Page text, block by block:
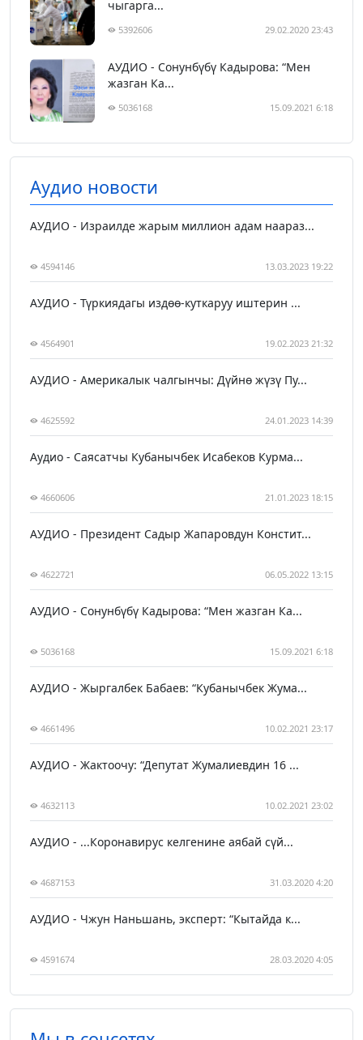
чыгарга...
5392606 29.02.2020 23:43
АУДИО - Сонунбүбү Кадырова: “Мен
жазган Ка...
5036168 15.09.2021 6:18
Аудио новости
АУДИО - Израилде жарым миллион адам наараз...
4594146 13.03.2023 19:22
АУДИО - Түркиядагы издөө-куткаруу иштерин ...
4564901 19.02.2023 21:32
АУДИО - Америкалык чалгынчы: Дүйнө жүзү Пу...
4625592 24.01.2023 14:39
Аудио - Саясатчы Кубанычбек Исабеков Курма...
4660606 21.01.2023 18:15
АУДИО - Президент Садыр Жапаровдун Констит...
4622721 06.05.2022 13:15
АУДИО - Сонунбүбү Кадырова: “Мен жазган Ка...
5036168 15.09.2021 6:18
АУДИО - Жыргалбек Бабаев: “Кубанычбек Жума...
4661496 10.02.2021 23:17
АУДИО - Жактоочу: “Депутат Жумалиевдин 16 ...
4632113 10.02.2021 23:02
АУДИО - ...Коронавирус келгенине аябай сүй...
4687153 31.03.2020 4:20
АУДИО - Чжун Наньшань, эксперт: “Кытайда к...
4591674 28.03.2020 4:05